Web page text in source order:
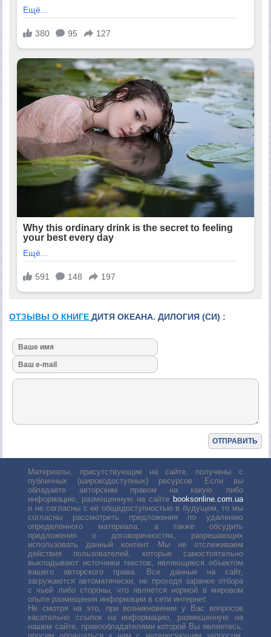
ОТЗЫВЫ О КНИГЕДИТЯ ОКЕАНА. ДИЛОГИЯ (СИ) :
Материалы, присутствующие на сайте, получены с
публичных (широкодоступных) ресурсов. Если вы
обладаете авторским правом на какую либо
информацию, размещенную на сайте booksonline.com.ua
и не согласны с её общедоступностью в будущем, то мы
согласны рассмотреть предложения по удалению
определенного материала, а также обсудить
предложения о договоренностях, разрешающих
использовать данный контент. Мы не отслеживаем
действия пользователей, которые самостоятельно
выкладывают источники текстов, являющиеся объектом
вашего авторского права. Все данные на сайт,
загружаются автоматически, не проходя заранее отбора
с чьей либо стороны, что является нормой в мировом
опыте размещения информации в сети интернет.
Не смотря на это, при возникновении у Вас вопросов
касательно ссылок на информацию, размещенную на
нашем сайте, правообладателями которой Вы являетесь,